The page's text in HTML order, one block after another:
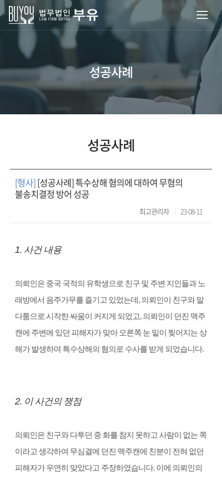
성공사례
성공사례
[형사][성공사례] 특수상해 혐의에 대하여 무혐의
불송치결정 방어 성공
최고관리자 23-08-11
1. 사건 내용
의뢰인은 중국 국적의 유학생으로 친구 및 주변 지인들과 노
래방에서 음주가무를 즐기고 있었는데 , 의뢰인이 친구와 말
다툼으로 시작한 싸움이 커지게 되었고, 의뢰인이 던진 맥주
캔에 주변에 있던 피해자가 맞아 오른쪽 눈 밑이 찢어지는 상
해가 발생하여 특수상해의 혐의로 수사를 받게 되었습니다.
2. 이 사건의 쟁점
의뢰인은 친구와 다투던 중 화를 참지 못하고 사람이 없는 쪽
이라고 생각하여 무심결에 던진 맥주캔에 친분이 전혀 없던
피해자가 우연히 맞았다고 주장하였습니다. 이에 의뢰인의